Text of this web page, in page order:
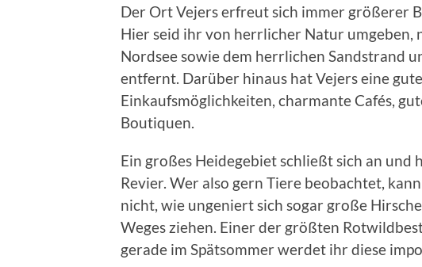
Der Ort Vejers erfreut sich immer größerer
Hier seid ihr von herrlicher Natur umgeben,
Nordsee sowie dem herrlichen Sandstrand
entfernt. Darüber hinaus hat Vejers eine
Einkaufsmöglichkeiten, charmante Cafés,
Boutiquen.
Ein großes Heidegebiet schließt sich an
Revier. Wer also gern Tiere beobachtet,
nicht, wie ungeniert sich sogar große
Weges ziehen. Einer der größten
gerade im Spätsommer werdet ihr diese